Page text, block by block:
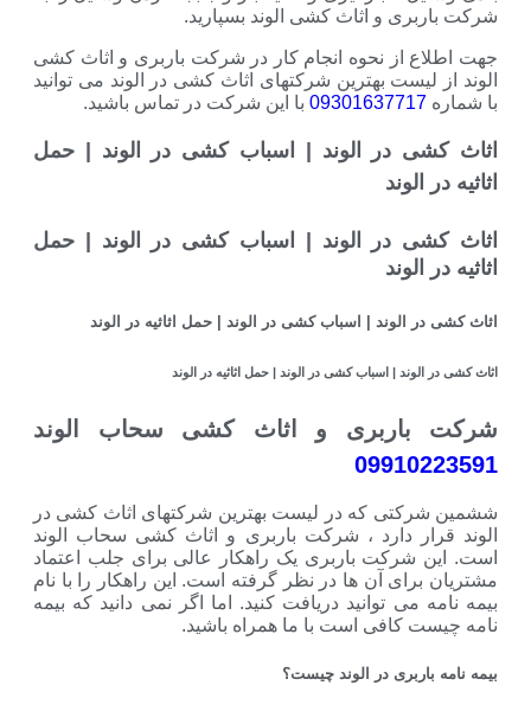
شرکت باربری و اثاث کشی الوند بسپارید.
جهت اطلاع از نحوه انجام کار در شرکت باربری و اثاث کشی
الوند از لیست بهترین شرکتهای اثاث کشی در الوند می توانید
با شماره 09301637717 با این شرکت در تماس باشید.
اثاث کشی در الوند | اسباب کشی در الوند | حمل
اثاثیه در الوند
اثاث کشی در الوند | اسباب کشی در الوند | حمل
اثاثیه در الوند
اثاث کشی در الوند | اسباب کشی در الوند | حمل اثاثیه در الوند
اثاث کشی در الوند | اسباب کشی در الوند | حمل اثاثیه در الوند
شرکت باربری و اثاث کشی سحاب الوند
09910223591
ششمین شرکتی که در لیست بهترین شرکتهای اثاث کشی در
الوند قرار دارد ، شرکت باربری و اثاث کشی سحاب الوند
است. این شرکت باربری یک راهکار عالی برای جلب اعتماد
مشتریان برای آن ها در نظر گرفته است. این راهکار را با نام
بیمه نامه می توانید دریافت کنید. اما اگر نمی دانید که بیمه
نامه چیست کافی است با ما همراه باشید.
بیمه نامه باربری در الوند چیست؟